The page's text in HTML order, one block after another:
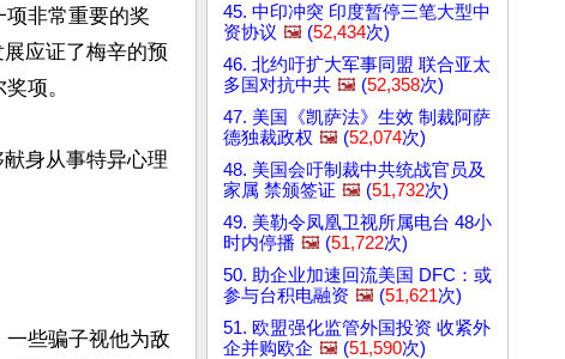
非常重要的奖
应证了梅辛的预
项。
身从事特异心理
些骗子视他为敌
45. 中印冲突 印度暂停三笔大型中
资协议 🖼️ (52,434次)
46. 北约吁扩大军事同盟 联合亚太
多国对抗中共 🖼️ (52,358次)
47. 美国《凯萨法》生效 制裁阿萨
德独裁政权 🖼️ (52,074次)
48. 美国会吁制裁中共统战官员及
家属 禁颁签证 🖼️ (51,732次)
49. 美勒令凤凰卫视所属电台 48小
时内停播 🖼️ (51,722次)
50. 助企业加速回流美国 DFC：或
参与台积电融资 🖼️ (51,621次)
51. 欧盟强化监管外国投资 收紧外
企并购欧企 🖼️ (51,590次)